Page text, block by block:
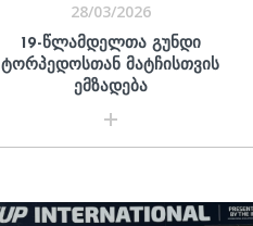
28/03/2026
19-ᲬᲚᲐᲛᲓᲔᲚᲗᲐ ᲒᲣᲜᲓᲘ
ᲢᲝᲠᲞᲔᲓᲝᲡᲗᲐᲜ ᲛᲐᲢᲩᲘᲡᲗᲕᲘᲡ
ᲔᲛᲖᲐᲓᲔᲑᲐ